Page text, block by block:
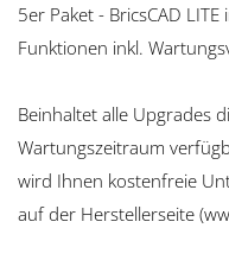
5er Paket - BricsCAD
Funktionen inkl.
Beinhaltet alle Upgrades
Wartungszeitraum
wird Ihnen kostenfreie
auf der Herstellerseite